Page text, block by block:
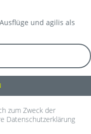
und agilis als
zum Zweck der
Datenschutzerklärung